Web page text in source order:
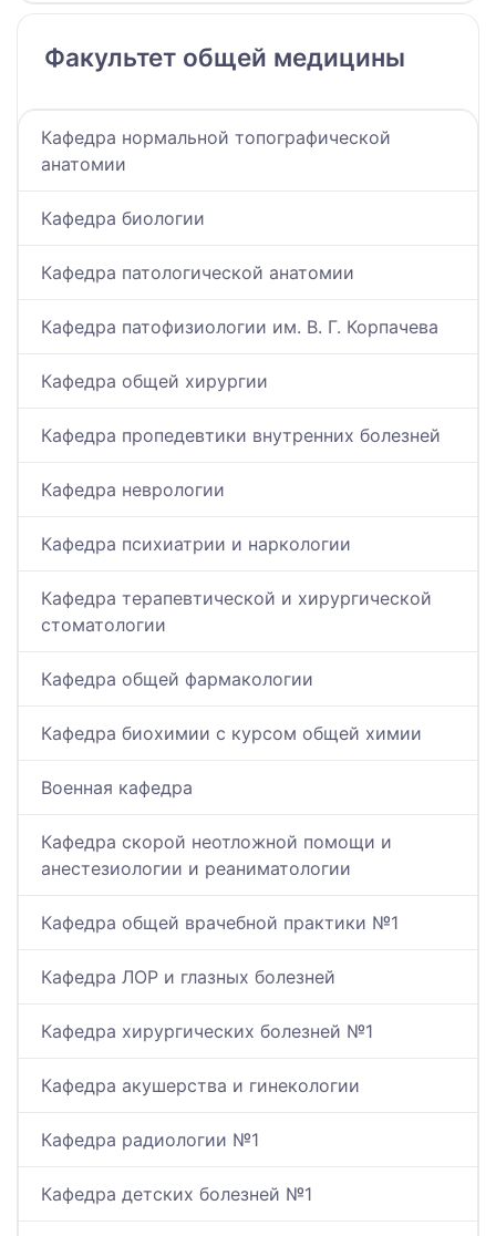
Факультет общей медицины
Кафедра нормальной топографической
анатомии
Кафедра биологии
Кафедра патологической анатомии
Кафедра патофизиологии им. В. Г. Корпачева
Кафедра общей хирургии
Кафедра пропедевтики внутренних болезней
Кафедра неврологии
Кафедра психиатрии и наркологии
Кафедра терапевтической и хирургической
cтоматологии
Кафедра общей фармакологии
Кафедра биохимии с курсом общей химии
Военная кафедра
Кафедра скорой неотложной помощи и
анестезиологии и реаниматологии
Кафедра общей врачебной практики №1
Кафедра ЛОР и глазных болезней
Кафедра хирургических болезней №1
Кафедра акушерства и гинекологии
Кафедра радиологии №1
Кафедра детских болезней №1